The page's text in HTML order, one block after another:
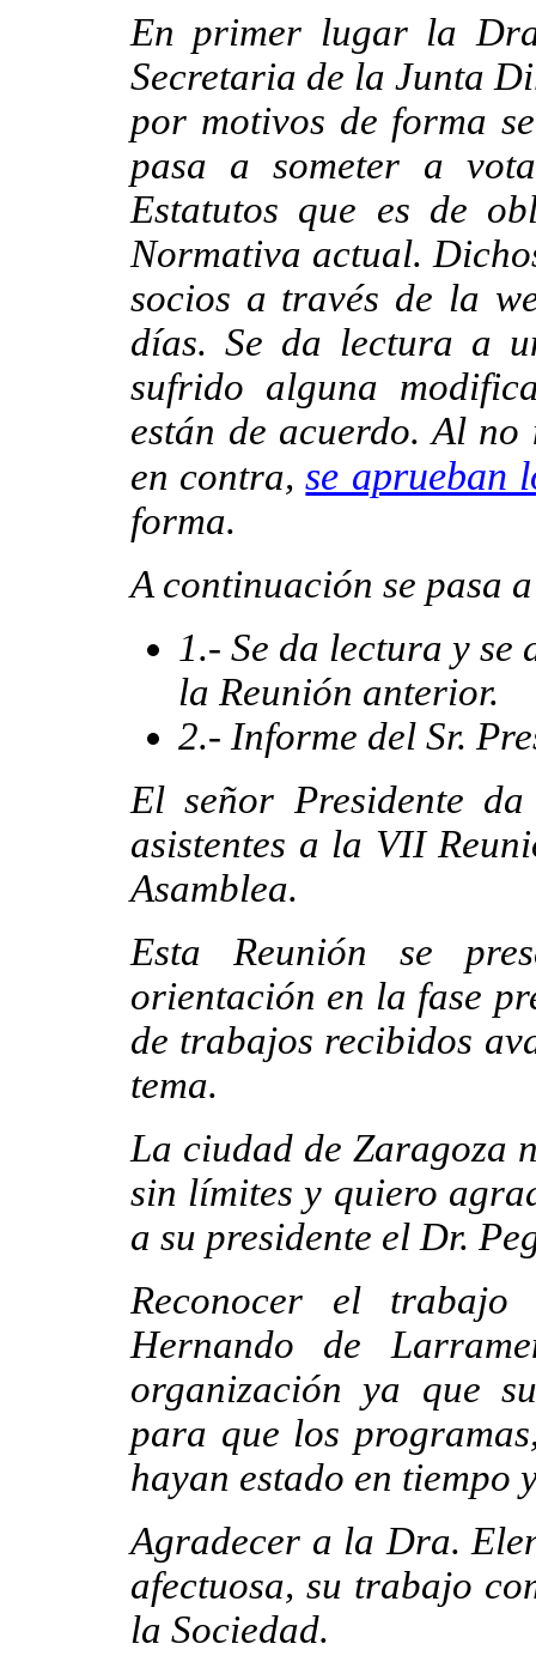
En primer lugar la
Secretaria de la Junta
por motivos de forma
pasa a someter a
Estatutos que es de
Normativa actual.
socios a través de la
días. Se da lectura a
sufrido alguna
están de acuerdo. Al
en contra, se aprueban
forma.
A continuación se pasa
1.- Se da lectura y
la Reunión anterior.
2.- Informe del Sr.
El señor Presidente
asistentes a la VII
Asamblea.
Esta Reunión se
orientación en la fase
de trabajos recibidos
tema.
La ciudad de Zaragoza
sin límites y quiero
a su presidente el Dr.
Reconocer el
Hernando de
organización ya que
para que los
hayan estado en tiempo
Agradecer a la Dra.
afectuosa, su trabajo
la Sociedad.